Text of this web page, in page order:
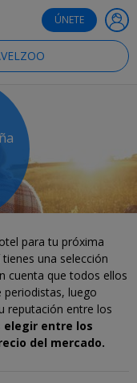
ÚNETE
para tu próxima
una selección
cuenta que todos ellos
periodistas, luego
reputación entre los
elegir entre los
del mercado.